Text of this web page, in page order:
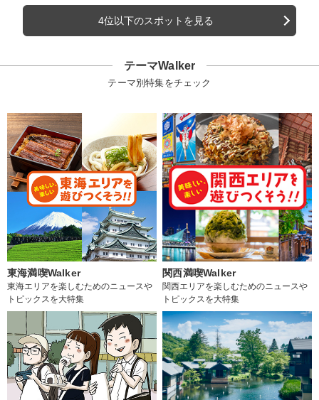
4位以下のスポットを見る
テーマWalker
テーマ別特集をチェック
東海満喫Walker
東海エリアを楽しむためのニュースや
トピックスを大特集
関西満喫Walker
関西エリアを楽しむためのニュースや
トピックスを大特集